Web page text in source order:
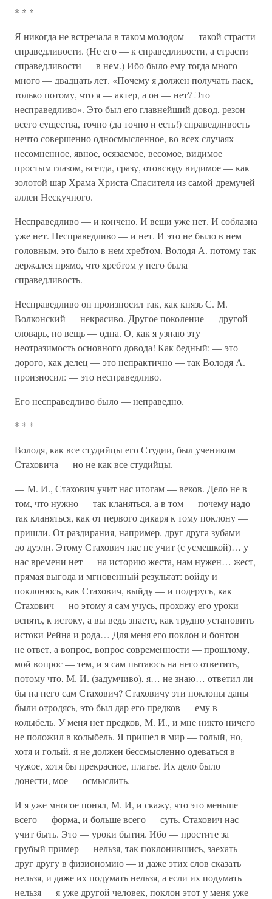
* * *
Я никогда не встречала в таком молодом — такой страсти
справедливости. (Не его — к справедливости, а страсти
справедливости — в нем.) Ибо было ему тогда много-
много — двадцать лет. «Почему я должен получать паек,
только потому, что я — актер, а он — нет? Это
несправедливо». Это был его главнейший довод, резон
всего существа, точно (да точно и есть!) справедливость
нечто совершенно односмысленное, во всех случаях —
несомненное, явное, осязаемое, весомое, видимое
простым глазом, всегда, сразу, отовсюду видимое — как
золотой шар Храма Христа Спасителя из самой дремучей
аллеи Нескучного.
Несправедливо — и кончено. И вещи уже нет. И соблазна
уже нет. Несправедливо — и нет. И это не было в нем
головным, это было в нем хребтом. Володя А. потому так
держался прямо, что хребтом у него была
справедливость.
Несправедливо он произносил так, как князь С. М.
Волконский — некрасиво. Другое поколение — другой
словарь, но вещь — одна. О, как я узнаю эту
неотразимость основного довода! Как бедный: — это
дорого, как делец — это непрактично — так Володя А.
произносил: — это несправедливо.
Его несправедливо было — неправедно.
* * *
Володя, как все студийцы его Студии, был учеником
Стаховича — но не как все студийцы.
— М. И., Стахович учит нас итогам — веков. Дело не в
том, что нужно — так кланяться, а в том — почему надо
так кланяться, как от первого дикаря к тому поклону —
пришли. От раздирания, например, друг друга зубами —
до дуэли. Этому Стахович нас не учит (с усмешкой)… у
нас времени нет — на историю жеста, нам нужен… жест,
прямая выгода и мгновенный результат: войду и
поклонюсь, как Стахович, выйду — и подерусь, как
Стахович — но этому я сам учусь, прохожу его уроки —
вспять, к истоку, а вы ведь знаете, как трудно установить
истоки Рейна и рода… Для меня его поклон и бонтон —
не ответ, а вопрос, вопрос современности — прошлому,
мой вопрос — тем, и я сам пытаюсь на него ответить,
потому что, М. И. (задумчиво), я… не знаю… ответил ли
бы на него сам Стахович? Стаховичу эти поклоны даны
были отродясь, это был дар его предков — ему в
колыбель. У меня нет предков, М. И., и мне никто ничего
не положил в колыбель. Я пришел в мир — голый, но,
хотя и голый, я не должен бессмысленно одеваться в
чужое, хотя бы прекрасное, платье. Их дело было
донести, мое — осмыслить.
И я уже многое понял, М. И, и скажу, что это меньше
всего — форма, и больше всего — суть. Стахович нас
учит быть. Это — уроки бытия. Ибо — простите за
грубый пример — нельзя, так поклонившись, заехать
друг другу в физиономию — и даже этих слов сказать
нельзя, и даже их подумать нельзя, а если их подумать
нельзя — я уже другой человек, поклон этот у меня уже